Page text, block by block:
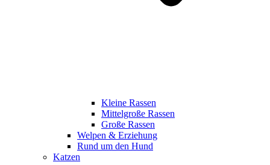
Kleine Rassen
Mittelgroße Rassen
Große Rassen
Welpen & Erziehung
Rund um den Hund
Katzen